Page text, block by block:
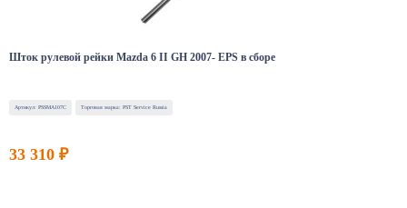
Шток рулевой рейки Mazda 6 II GH 2007- EPS в сборе
Артикул: PSSMA107C Торговая марка: PST Service Russia
33 310 ₽